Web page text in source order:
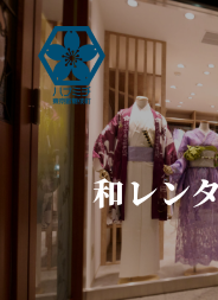
和レン